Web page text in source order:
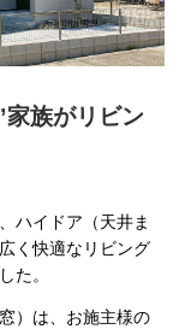
族がリビン
ハイドア（天井ま
く快適なリビング
た。
）は、お施主様の